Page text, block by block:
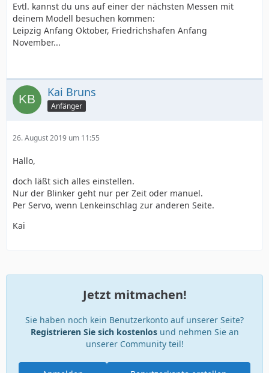
Evtl. kannst du uns auf einer der nächsten Messen mit
deinem Modell besuchen kommen:
Leipzig Anfang Oktober, Friedrichshafen Anfang
November...
Kai Bruns
Anfänger
26. August 2019 um 11:55
Hallo,
doch läßt sich alles einstellen.
Nur der Blinker geht nur per Zeit oder manuel.
Per Servo, wenn Lenkeinschlag zur anderen Seite.
Kai
Jetzt mitmachen!
Sie haben noch kein Benutzerkonto auf unserer Seite?
Registrieren Sie sich kostenlosund nehmen Sie an
unserer Community teil!